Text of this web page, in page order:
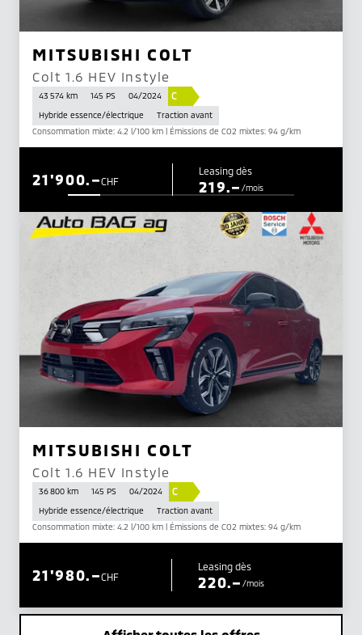
MITSUBISHI COLT
Colt 1.6 HEV Instyle
43 574 km 145 PS 04/2024 C
Hybride essence/électrique
Traction avant
Consommation mixte: 4.2 l/100 km | Émissions de CO2 mixtes: 94 g/km
CHF
21'900.– Leasing dès
219.–/mois
MITSUBISHI COLT
Colt 1.6 HEV Instyle
36 800 km 145 PS 04/2024 C
Hybride essence/électrique
Traction avant
Consommation mixte: 4.2 l/100 km | Émissions de CO2 mixtes: 94 g/km
CHF
21'980.– Leasing dès
220.–/mois